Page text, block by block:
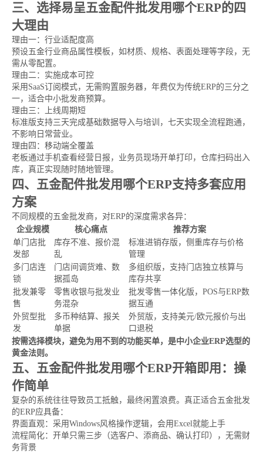
三、选择易呈五金配件批发用哪个ERP的四
大理由
理由一：行业适配度高
预设五金行业商品属性模板，如材质、规格、表面处理等字段，无
需从零配置。
理由二：实施成本可控
采用SaaS订阅模式，无需购置服务器，年费仅为传统ERP的三分之
一，适合中小批发商预算。
理由三：上线周期短
标准版支持三天完成基础数据导入与培训，七天实现全流程跑通，
不影响日常营业。
理由四：移动端全覆盖
老板通过手机查看经营日报，业务员现场开单打印，仓库扫码出入
库，真正实现随时随地管理。
四、五金配件批发用哪个ERP支持多套应用
方案
不同规模的五金批发商，对ERP的深度需求各异：
企业规模
核心痛点
推荐方案
单门店批
发部
库存不准、报价混
乱
标准进销存版，侧重库存与价格
管理
多门店连
锁
门店间调货难、数
据孤岛
多组织版，支持门店独立核算与
库存共享
批发兼零
售
零售收银与批发业
务混杂
批发零售一体化版，POS与ERP数
据互通
外贸型批
发
多币种结算、报关
单据
外贸版，支持美元/欧元报价与出
口退税
按需选择模块，避免为用不到的功能买单，是中小企业ERP选型的
黄金法则。
五、五金配件批发用哪个ERP开箱即用：操
作简单
复杂的系统往往导致员工抵触，最终闲置浪费。真正适合五金批发
的ERP应具备：
界面直观：采用Windows风格操作逻辑，会用Excel就能上手
流程简化：开单只需三步（选客户、添商品、确认打印），无需财
务背景